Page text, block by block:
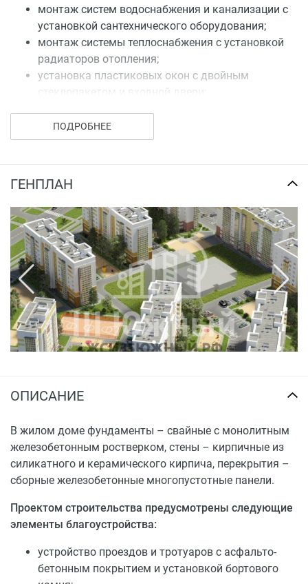
монтаж систем водоснабжения и канализации с
установкой сантехнического оборудования;
монтаж системы теплоснабжения с установкой
радиаторов отопления;
установка пластиковых окон с двойным
стеклопакетом и входной двери;
установка счетчиков учета горячей и холодной
воды;
ПОДРОБНЕЕ
ГЕНПЛАН
ОПИСАНИЕ
В жилом доме фундаменты – свайные с монолитным
железобетонным ростверком, стены – кирпичные из
силикатного и керамического кирпича, перекрытия –
сборные железобетонные многопустотные панели.
Проектом строительства предусмотрены следующие
элементы благоустройства:
устройство проездов и тротуаров с асфальто-
бетонным покрытием и установкой бортового